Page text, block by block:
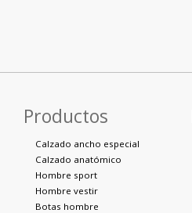
Productos
Calzado ancho especial
Calzado anatómico
Hombre sport
Hombre vestir
Botas hombre